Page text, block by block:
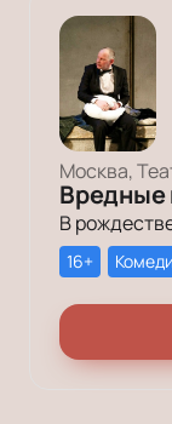
Москва,
Вредные
16+